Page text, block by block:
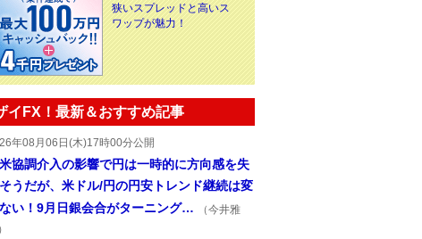
狭いスプレッドと高いス
ワップが魅力！
イFX！最新＆おすすめ記事
年08月06日(木)17時00分公開
協調介入の影響で円は一時的に方向感を失
うだが、米ドル/円の円安トレンド継続は変
い！9月日銀会合がターニング…
（今井雅